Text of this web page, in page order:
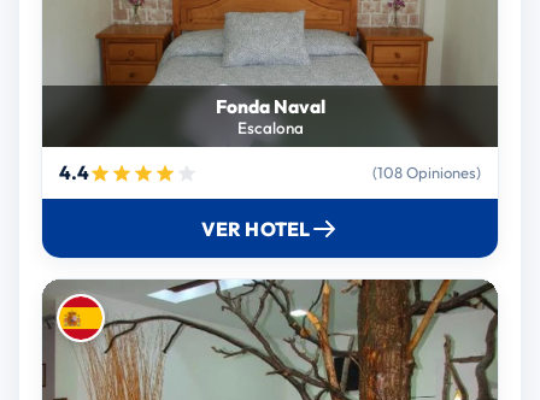
Fonda Naval
Escalona
4.4 (108 Opiniones)
VER HOTEL